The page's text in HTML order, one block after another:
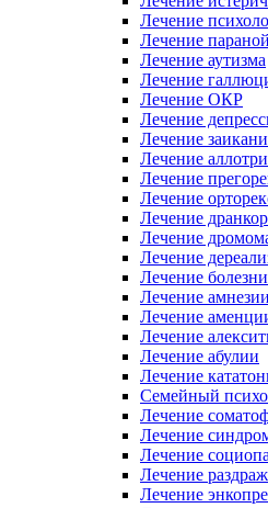
Лечение
Лечение
Лечение аутизма
Лечение
Лечение ОКР
Лечение
Лечение
Лечение
Лечение
Лечение
Лечение
Лечение
Лечение
Лечение
Лечение амнезии
Лечение
Лечение
Лечение абулии
Лечение
Семейный
Лечение
Лечение
Лечение
Лечение
Лечение